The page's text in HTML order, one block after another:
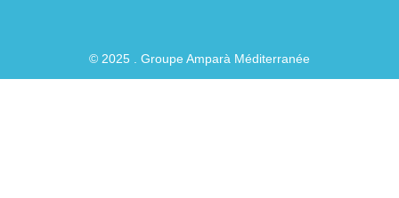
© 2025 . Groupe Amparà Méditerranée